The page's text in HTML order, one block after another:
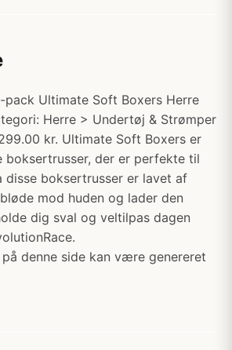
pack Ultimate Soft Boxers Herre
Herre > Undertøj & Strømper
kr. Ultimate Soft Boxers er
boksertrusser, der er perfekte til
disse boksertrusser er lavet af
mod huden og lader den
dig sval og veltilpas dagen
denne side kan være genereret